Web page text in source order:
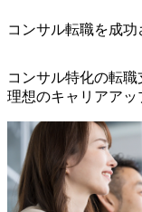
keto_kajita/)） 多様
も関わらず、外資系
系コンサルティング
チャー、外資系金
り、常に刺激を受け
コンサルティングフ
ントに対して様々
げれば常に新しい
（ワンプール制）
※顔出しは不要です
ている。 <u>ワンプ
り、<u>営業活動に
力可能</u> 従業員
わないプロジェク
制的に別のプロジェ
果、<u>退職率も
時間は<u>平均30時
残業代をつけさせ
は女性活用や外国
コンサル転職を成功
コンサル特化の転職
理想のキャリアアッ